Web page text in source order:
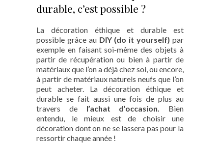
durable, c’est possible ?
La décoration éthique et durable est
possible grâce au DIY (do it yourself) par
exemple en faisant soi-même des objets à
partir de récupération ou bien à partir de
matériaux que l’on a déjà chez soi, ou encore,
à partir de matériaux naturels neufs que l’on
peut acheter. La décoration éthique et
durable se fait aussi une fois de plus au
travers del’achat d’occasion. Bien
entendu, le mieux est de choisir une
décoration dont on ne se lassera pas pour la
ressortir chaque année !